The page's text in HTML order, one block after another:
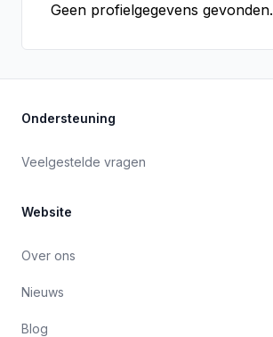
Geen profielgegevens gevonden.
Ondersteuning
Veelgestelde vragen
Website
Over ons
Nieuws
Blog